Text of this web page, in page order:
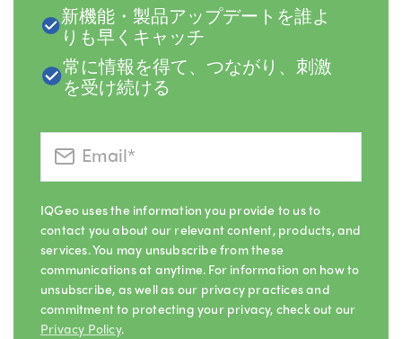
新機能・製品アップデートを誰よ
りも早くキャッチ
常に情報を得て、つながり、刺激
を受け続ける
IQGeo uses the information you provide to us to
contact you about our relevant content, products, and
services. You may unsubscribe from these
communications at anytime. For information on how to
unsubscribe, as well as our privacy practices and
commitment to protecting your privacy, check out our
Privacy Policy.